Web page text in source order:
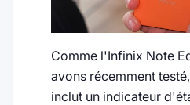
Comme l'Infinix Note
avons récemment
inclut un indicateur